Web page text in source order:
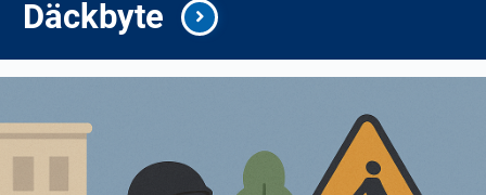
Däckbyte